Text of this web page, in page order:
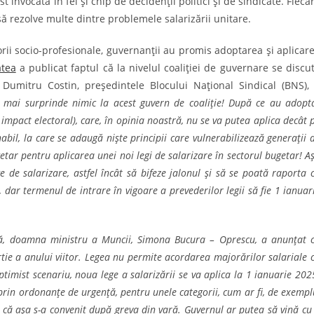
rezolve multe dintre problemele salarizării unitare.
socio-profesionale, guvernanții au promis adoptarea și
a publicat faptul că la nivelul coaliției de guvernare se
Costin, președintele Blocului Național Sindical (BNS),
surprinde nimic la acest guvern de coaliție! După ce au
electoral), care, în opinia noastră, nu se va putea aplica decât
la care se adaugă niște principii care vulnerabilizează generații
pentru aplicarea unei noi legi de salarizare în sectorul bugetar!
de salarizare, astfel încât să bifeze jalonul și să se poată raporta
dar termenul de intrare în vigoare a prevederilor legii să fie 1
doamna ministru a Muncii, Simona Bucura – Oprescu, a anunțat
a anului viitor. Legea nu permite acordarea majorărilor salariale
scenariu, noua lege a salarizării se va aplica la 1 ianuarie
ordonanțe de urgență, pentru unele categorii, cum ar fi, de
așa s-a convenit după greva din vară. Guvernul ar putea să vină